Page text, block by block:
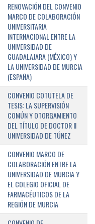
RENOVACIÓN DEL CONVENIO
MARCO DE COLABORACIÓN
UNIVERSITARIA
INTERNACIONAL ENTRE LA
UNIVERSIDAD DE
GUADALAJARA (MÉXICO) Y
LA UNIVERSIDAD DE MURCIA
(ESPAÑA)
CONVENIO COTUTELA DE
TESIS: LA SUPERVISIÓN
COMÚN Y OTORGAMIENTO
DEL TÍTULO DE DOCTOR II
UNIVERSIDAD DE TÚNEZ
CONVENIO MARCO DE
COLABORACIÓN ENTRE LA
UNIVERSIDAD DE MURCIA Y
EL COLEGIO OFICIAL DE
FARMACÉUTICOS DE LA
REGIÓN DE MURCIA